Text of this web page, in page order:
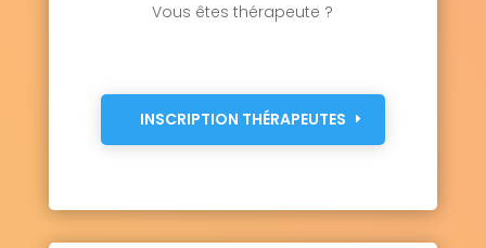
Vous êtes thérapeute ?
INSCRIPTION THÉRAPEUTES